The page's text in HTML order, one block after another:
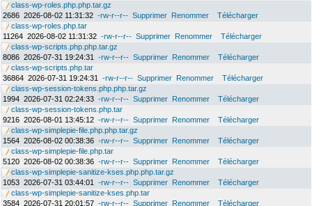
class-wp-roles.php.php.tar.gz
2686 2026-08-02 11:31:32 -rw-r--r-- Supprimer Renommer
Télécharger
class-wp-roles.php.tar
11264 2026-08-02 11:31:32 -rw-r--r-- Supprimer Renommer
Télécharger
class-wp-scripts.php.php.tar.gz
8086 2026-07-31 19:24:31 -rw-r--r-- Supprimer Renommer
Télécharger
class-wp-scripts.php.tar
36864 2026-07-31 19:24:31 -rw-r--r-- Supprimer Renommer
Télécharger
class-wp-session-tokens.php.php.tar.gz
1994 2026-07-31 02:24:33 -rw-r--r-- Supprimer Renommer
Télécharger
class-wp-session-tokens.php.tar
9216 2026-08-01 13:45:12 -rw-r--r-- Supprimer Renommer
Télécharger
class-wp-simplepie-file.php.php.tar.gz
1564 2026-08-02 00:38:36 -rw-r--r-- Supprimer Renommer
Télécharger
class-wp-simplepie-file.php.tar
5120 2026-08-02 00:38:36 -rw-r--r-- Supprimer Renommer
Télécharger
class-wp-simplepie-sanitize-kses.php.php.tar.gz
1053 2026-07-31 03:44:01 -rw-r--r-- Supprimer Renommer
Télécharger
class-wp-simplepie-sanitize-kses.php.tar
3584 2026-07-31 20:01:57 -rw-r--r-- Supprimer Renommer
Télécharger